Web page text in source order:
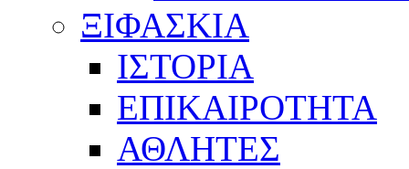
ΞΙΦΑΣΚΙΑ
ΙΣΤΟΡΙΑ
ΕΠΙΚΑΙΡΟΤΗΤΑ
ΑΘΛΗΤΕΣ